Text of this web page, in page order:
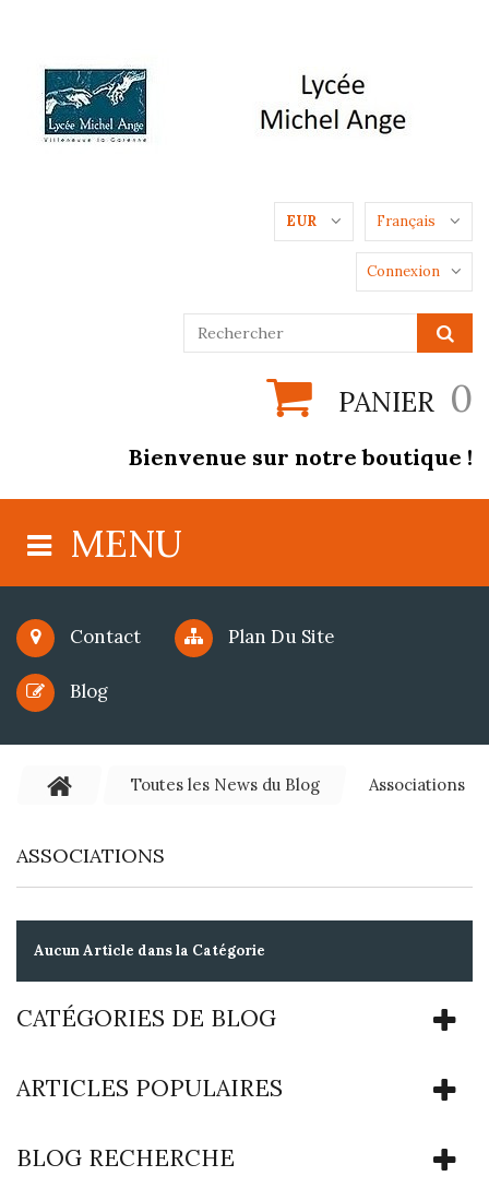
Français
EUR
Connexion
PANIER 0
Bienvenue sur notre boutique !
MENU
Contact Plan Du Site
Blog
Toutes les News du Blog Associations
ASSOCIATIONS
Aucun Article dans la Catégorie
CATÉGORIES DE BLOG
ARTICLES POPULAIRES
BLOG RECHERCHE